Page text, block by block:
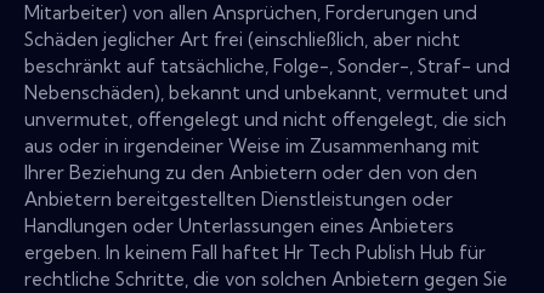
Mitarbeiter) von allen Ansprüchen, Forderungen und
Schäden jeglicher Art frei (einschließlich, aber nicht
beschränkt auf tatsächliche, Folge-, Sonder-, Straf- und
Nebenschäden), bekannt und unbekannt, vermutet und
unvermutet, offengelegt und nicht offengelegt, die sich
aus oder in irgendeiner Weise im Zusammenhang mit
Ihrer Beziehung zu den Anbietern oder den von den
Anbietern bereitgestellten Dienstleistungen oder
Handlungen oder Unterlassungen eines Anbieters
ergeben. In keinem Fall haftet Hr Tech Publish Hub für
rechtliche Schritte, die von solchen Anbietern gegen Sie